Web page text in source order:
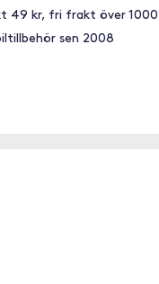
49 kr, fri frakt över
sen 2008